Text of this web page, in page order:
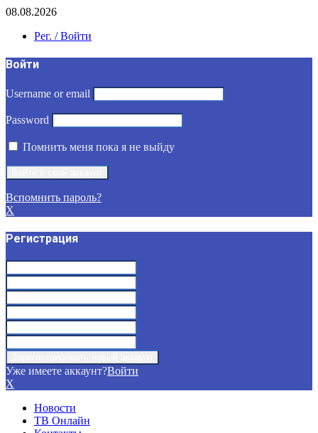
08.08.2026
Рег. / Войти
Войти
Username or email
Password
Помнить меня пока я не выйду
Вспомнить пароль?
X
Регистрация
Уже имеете аккаунт?Войти
X
Новости
ТВ Онлайн